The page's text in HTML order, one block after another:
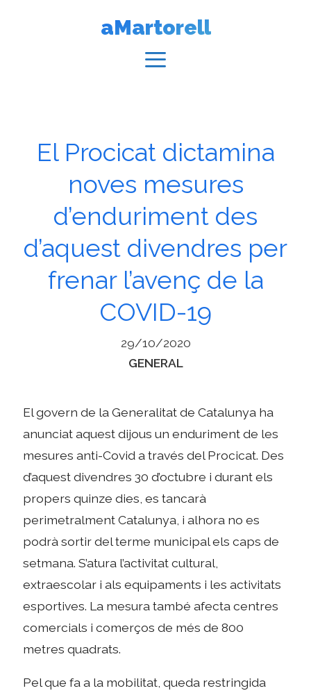
aMartorell
El Procicat dictamina
noves mesures
d’enduriment des
d’aquest divendres per
frenar l’avenç de la
COVID-19
29/10/2020
Categories
GENERAL
El govern de la Generalitat de Catalunya ha
anunciat aquest dijous un enduriment de les
mesures anti-Covid a través del Procicat. Des
d’aquest divendres 30 d’octubre i durant els
propers quinze dies, es tancarà
perimetralment Catalunya, i alhora no es
podrà sortir del terme municipal els caps de
setmana. S’atura l’activitat cultural,
extraescolar i als equipaments i les activitats
esportives. La mesura també afecta centres
comercials i comerços de més de 800
metres quadrats.
Pel que fa a la mobilitat, queda restringida